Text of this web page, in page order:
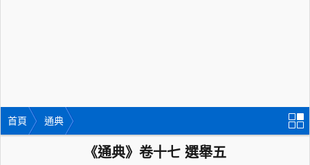
首頁 通典
《通典》卷十七 選舉五